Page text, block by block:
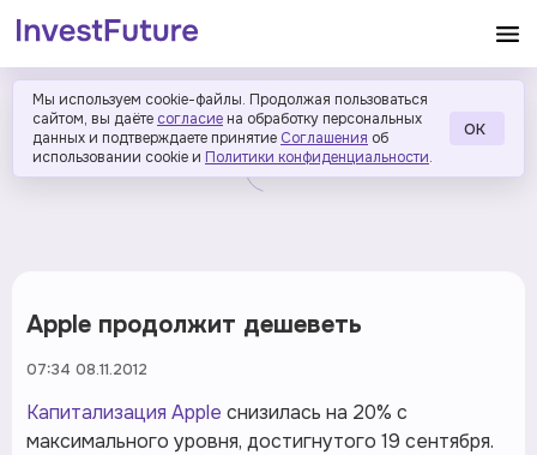
Мы используем cookie-файлы. Продолжая пользоваться
сайтом, вы даёте согласие на обработку персональных
данных и подтверждаете принятие Соглашения об
использовании cookie и Политики конфиденциальности.
ОК
Apple продолжит дешеветь
07:34 08.11.2012
Капитализация Apple снизилась на 20% с
максимального уровня, достигнутого 19 сентября.